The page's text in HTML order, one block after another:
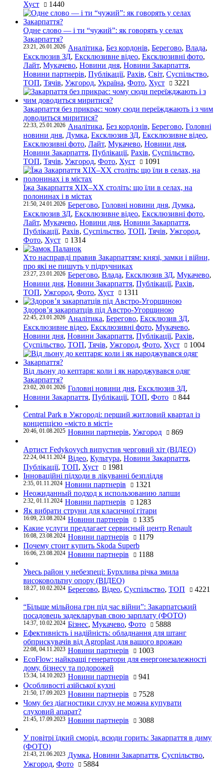
Хуст 1440
Одне слово — і ти “чужий”: як говорять у селах
Закарпаття?
23:21, 26.01.2026 Аналітика, Без кордонів, Берегово, Влада,
Ексклюзив ЗД, Ексклюзивне відео, Ексклюзивні фото,
Лайт, Мукачево, Новини дня, Новини Закарпаття,
Новини партнерів, Публікації, Рахів, Світ, Суспільство,
ТОП, Тячів, Ужгород, Україна, Фото, Хуст 3221
Закарпаття без прикрас: чому сюди переїжджають і з чим
доводиться миритися?
22:33, 25.01.2026 Аналітика, Без кордонів, Берегово, Головні
новини дня, Думка, Ексклюзив ЗД, Ексклюзивне відео,
Ексклюзивні фото, Лайт, Мукачево, Новини дня,
Новини Закарпаття, Публікації, Рахів, Суспільство,
ТОП, Тячів, Ужгород, Фото, Хуст 1091
Їжа Закарпаття ХІХ–ХХ століть: що їли в селах, на
полонинах і в містах
21:50, 24.01.2026 Берегово, Головні новини дня, Думка,
Ексклюзив ЗД, Ексклюзивне відео, Ексклюзивні фото,
Лайт, Мукачево, Новини дня, Новини Закарпаття,
Публікації, Рахів, Суспільство, ТОП, Тячів, Ужгород,
Фото, Хуст 1314
Хто насправді правив Закарпаттям: князі, замки і війни,
про які не пишуть у підручниках
23:27, 23.01.2026 Берегово, Влада, Ексклюзив ЗД, Мукачево,
Новини дня, Новини Закарпаття, Публікації, Рахів,
ТОП, Ужгород, Фото, Хуст 1311
Здоров’я закарпатців під Австро-Угорщиною
22:45, 23.01.2026 Аналітика, Берегово, Ексклюзив ЗД,
Ексклюзивне відео, Ексклюзивні фото, Мукачево,
Новини дня, Новини Закарпаття, Публікації, Рахів,
Суспільство, ТОП, Тячів, Ужгород, Фото, Хуст 1004
Від льону до кептаря: коли і як народжувався одяг
Закарпаття?
23:02, 20.01.2026 Головні новини дня, Ексклюзив ЗД,
Новини Закарпаття, Публікації, ТОП, Фото 844
Central Park в Ужгороді: перший житловий квартал із
концепцією «місто в місті»
20:46, 01.08.2025 Новини партнерів, Ужгород 869
Артист Fedykovych випустив черговий хіт (ВІДЕО)
22:24, 04.11.2024 Відео, Культура, Новини Закарпаття,
Публікації, ТОП, Хуст
1981
Інноваційні підходи в лікуванні безпліддя
2:35, 01.11.2024 Новини партнерів
1321
Неожиданный подход к использованию лапши
2:32, 01.11.2024 Новини партнерів
1283
Як вибрати струни для класичної гітари
16:09, 23.08.2024 Новини партнерів
1335
Какие услуги предлагает сервисный центр Renault
16:08, 23.08.2024 Новини партнерів
1179
Почему стоит купить Skoda Superb
16:06, 23.08.2024 Новини партнерів 1188
Увесь район у небезпеці: Бурхлива річка змила
високовольтну опору (ВІДЕО)
18:27, 10.02.2024 Берегово, Відео, Суспільство, ТОП 4221
“Більше мільйона грн під час війни”: Закарпатський
посадовець задекларував свою зарплату (ФОТО)
14:37, 10.02.2024 Бізнес, Мукачево, Фото
5888
Ефективність і надійність: обладнання для штанг
обприскувачів від Agroplast для вашого врожаю
22:08, 04.11.2023 Новини партнерів
1003
EcoFlow: найкращі генератори для енергонезалежності
дому, бізнесу та подорожей
15:34, 14.10.2023 Новини партнерів
941
Особливості азійської кухні
21:50, 17.09.2023 Новини партнерів
7528
Чому без діагностики слуху не можна купувати
слуховий апарат?
21:45, 17.09.2023 Новини партнерів 3088
У повітрі їдкий сморід, всюди горить: Закарпаття в диму
(ФОТО)
21:43, 21.06.2023 Думка, Новини Закарпаття, Суспільство,
Ужгород, Фото
5884